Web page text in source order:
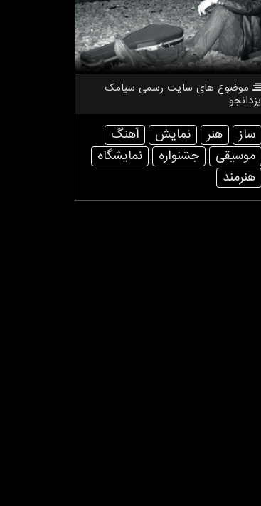
موضوع های سایت رسمی سیامك
یزدانجو
ساز هنر نمایش
آهنگ
موسیقی
جشنواره
نمایشگاه
هنرمند